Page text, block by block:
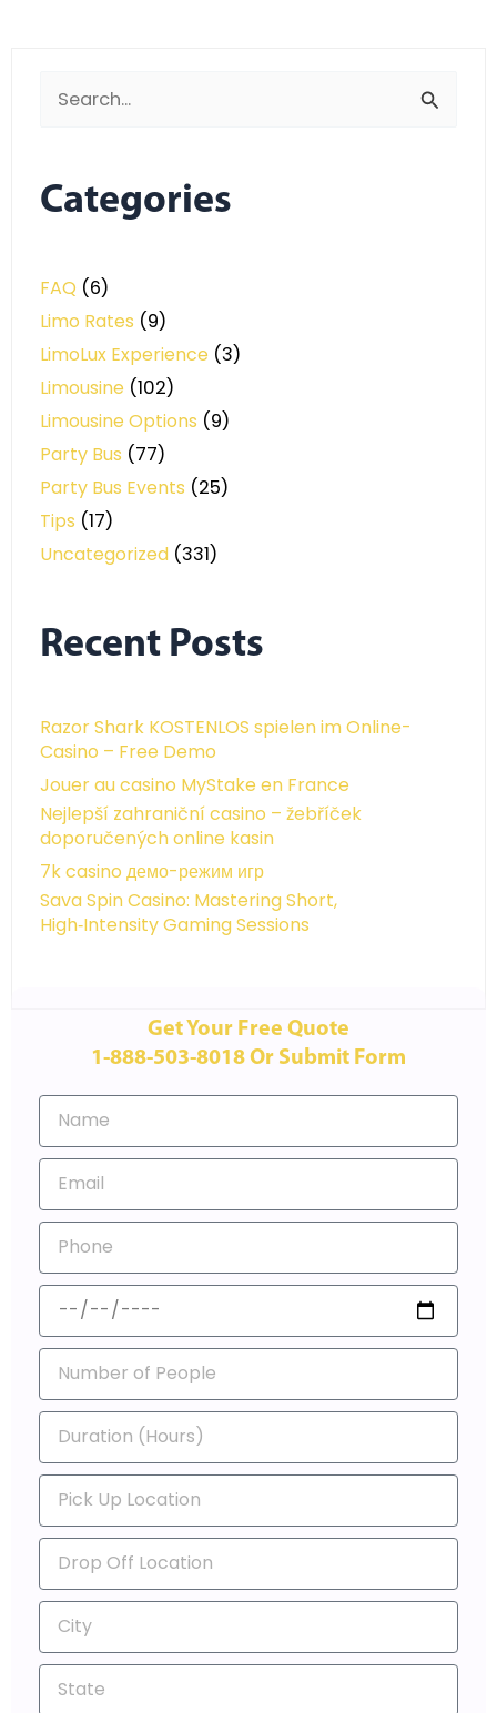
Search
Categories
FAQ (6)
Limo Rates (9)
LimoLux Experience (3)
Limousine (102)
Limousine Options (9)
Party Bus (77)
Party Bus Events (25)
Tips (17)
Uncategorized (331)
Recent Posts
Razor Shark KOSTENLOS spielen im Online-
Casino – Free Demo
Jouer au casino MyStake en France
Nejlepší zahraniční casino – žebříček
doporučených online kasin
7k casino демо-режим игр
Sava Spin Casino: Mastering Short,
High‑Intensity Gaming Sessions
Get Your Free Quote
1-888-503-8018 Or Submit Form